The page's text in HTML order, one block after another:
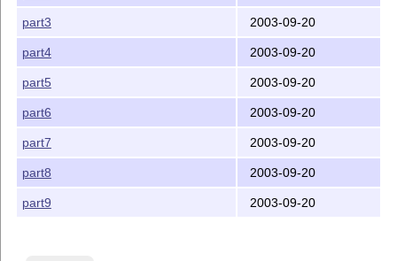
part3 2003-09-20
part4 2003-09-20
part5 2003-09-20
part6 2003-09-20
part7 2003-09-20
part8 2003-09-20
part9 2003-09-20